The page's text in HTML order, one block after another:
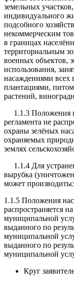
земельных
индивидуального
подсобного
некоммерческим
в границах
территориальным
военных объектов,
использования,
насаждениями всех
плантациями,
растений,
1.1.3 Положения
регламента не
охраны зелёных
охраняемых
землях
1.1.4 Для
вырубка
может
1.1.5 Положения
распространяется
муниципальной
выданного по
муниципальной
выданного по
муниципальной
Круг